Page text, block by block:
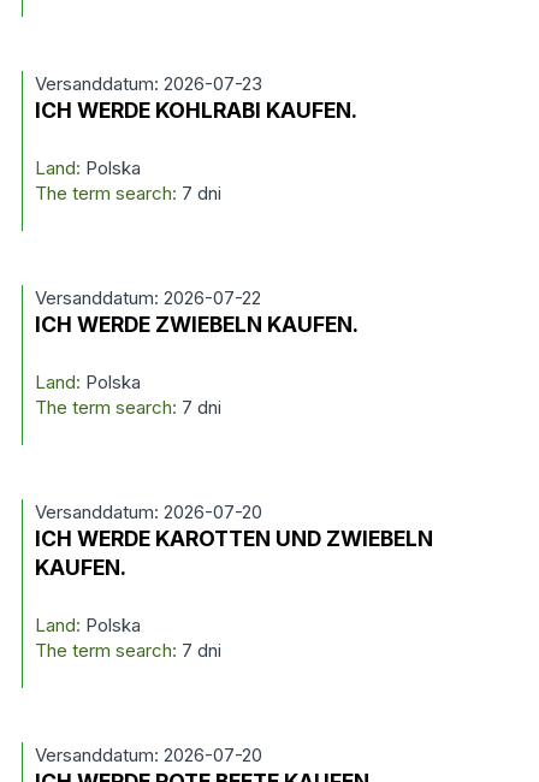
Versanddatum: 2026-07-23
ICH WERDE KOHLRABI KAUFEN.
Land: Polska
The term search: 7 dni
Versanddatum: 2026-07-22
ICH WERDE ZWIEBELN KAUFEN.
Land: Polska
The term search: 7 dni
Versanddatum: 2026-07-20
ICH WERDE KAROTTEN UND ZWIEBELN
KAUFEN.
Land: Polska
The term search: 7 dni
Versanddatum: 2026-07-20